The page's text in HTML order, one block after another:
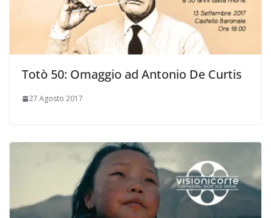
Totò 50: Omaggio ad Antonio De Curtis
27 Agosto 2017